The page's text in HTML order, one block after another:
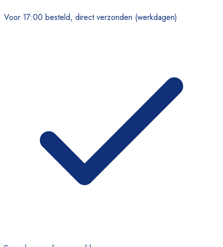
Voor 17:00 besteld, direct verzonden (werkdagen)